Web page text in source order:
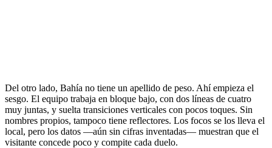
Del otro lado, Bahía no tiene un apellido de peso. Ahí empieza el
sesgo. El equipo trabaja en bloque bajo, con dos líneas de cuatro
muy juntas, y suelta transiciones verticales con pocos toques. Sin
nombres propios, tampoco tiene reflectores. Los focos se los lleva el
local, pero los datos —aún sin cifras inventadas— muestran que el
visitante concede poco y compite cada duelo.